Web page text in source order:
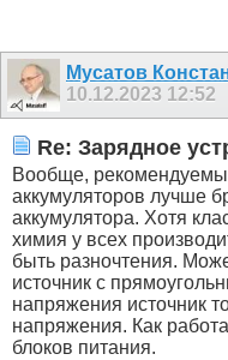
Мусатов
10.12.2023 12:52
Re: Зарядное
Вообще,
аккумуляторов лучше
аккумулятора. Хотя
химия у всех
быть разночтения.
источник с
напряжения источник
напряжения. Как
блоков питания.